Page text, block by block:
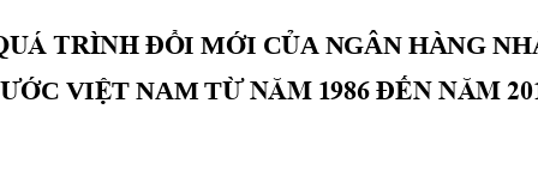
TRÌNH ĐỔI MỚI CỦA NGÂN HÀNG
ỚC VIỆT NAM TỪNĂM 1986 ĐẾN NĂM